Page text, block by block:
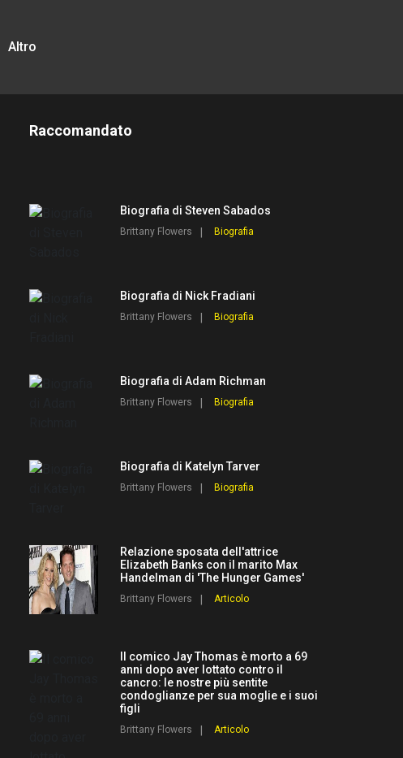
Altro
Raccomandato
Biografia di Steven Sabados
Brittany Flowers Biografia
Biografia di Nick Fradiani
Brittany Flowers Biografia
Biografia di Adam Richman
Brittany Flowers Biografia
Biografia di Katelyn Tarver
Brittany Flowers Biografia
Relazione sposata dell'attrice
Elizabeth Banks con il marito Max
Handelman di 'The Hunger Games'
Brittany Flowers Articolo
Il comico Jay Thomas è morto a 69
anni dopo aver lottato contro il
cancro: le nostre più sentite
condoglianze per sua moglie e i suoi
figli
Brittany Flowers Articolo